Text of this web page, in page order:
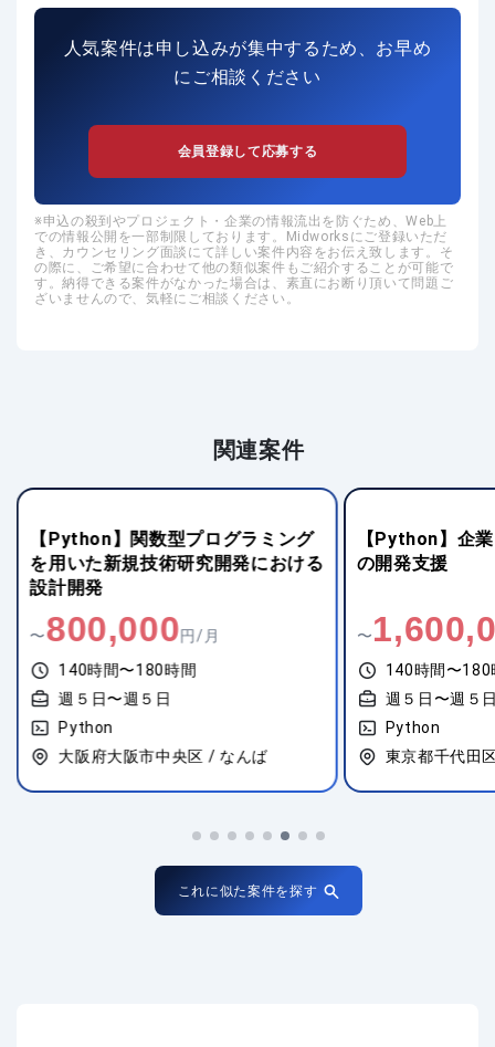
人気案件は申し込みが集中するため、お早め
にご相談ください
会員登録して応募する
申込の殺到やプロジェクト・企業の情報流出を防ぐため、Web上
での情報公開を一部制限しております。Midworksにご登録いただ
き、カウンセリング面談にて詳しい案件内容をお伝え致します。そ
の際に、ご希望に合わせて他の類似案件もご紹介することが可能で
す。納得できる案件がなかった場合は、素直にお断り頂いて問題ご
ざいませんので、気軽にご相談ください。
関連案件
【Python】関数型プログラミング
を用いた新規技術研究開発における
設計開発
〜800,000円/月
140時間〜180時間
週５日〜週５日
Python
大阪府大阪市中央区 / なんば
【Python】企
の開発支援
〜
140時間〜180
週５日〜週５
Python
東京都千代田
これに似た案件を探す